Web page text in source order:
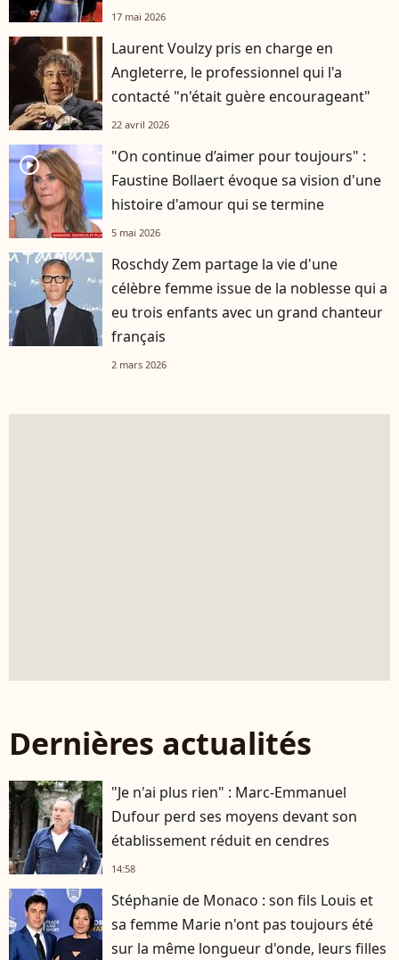
17 mai 2026
Laurent Voulzy pris en charge en
Angleterre, le professionnel qui l'a
contacté "n'était guère encourageant"
22 avril 2026
player2
"On continue d’aimer pour toujours" :
Faustine Bollaert évoque sa vision d'une
histoire d'amour qui se termine
5 mai 2026
Roschdy Zem partage la vie d'une
célèbre femme issue de la noblesse qui a
eu trois enfants avec un grand chanteur
français
2 mars 2026
Dernières actualités
"Je n'ai plus rien" : Marc-Emmanuel
Dufour perd ses moyens devant son
établissement réduit en cendres
14:58
Stéphanie de Monaco : son fils Louis et
sa femme Marie n'ont pas toujours été
sur la même longueur d'onde, leurs filles